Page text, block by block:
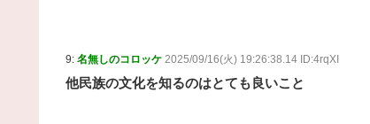
9: 名無しのコロッケ 2025/09/16(火) 19:26:38.14 ID:4rqXI
他民族の文化を知るのはとても良いこと